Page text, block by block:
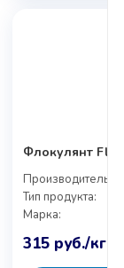
Флокулянт
Производитель:
Тип продукта:
Марка:
315 руб./кг